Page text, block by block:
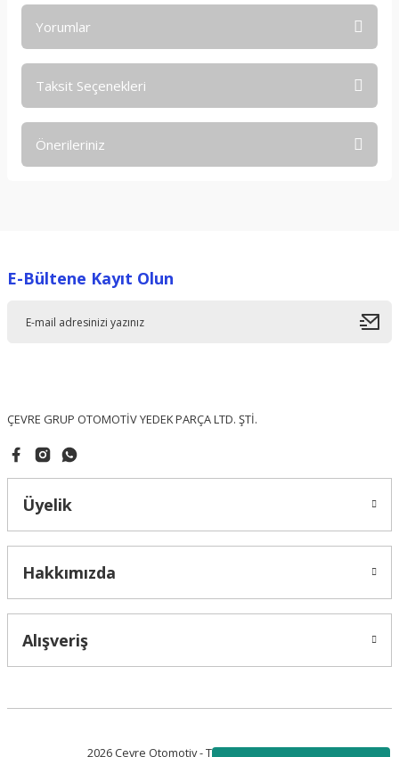
Yorumlar
Taksit Seçenekleri
Önerileriniz
Ürün resmi kalitesiz, bozuk veya görüntülenemiyor.
E-Bültene Kayıt Olun
ÇEVRE GRUP OTOMOTİV YEDEK PARÇA LTD. ŞTİ.
Üyelik
Hakkımızda
Alışveriş
2026 Çevre Otomotiv - Tüm Hakları Saklıdır.